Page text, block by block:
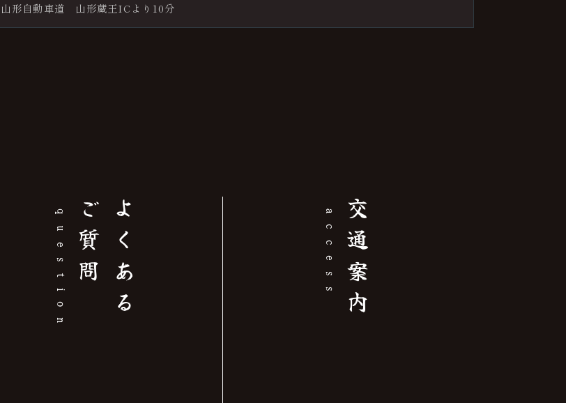
山形自動車道 山形蔵王ICより10分
よ
く
あ
る
ご
質
問
question 交通案内
access